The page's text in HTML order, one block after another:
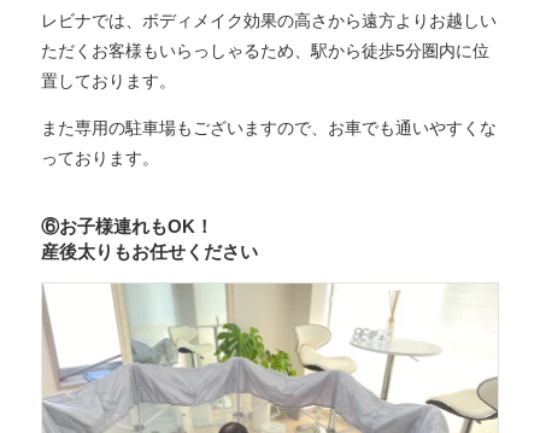
レビナでは、ボディメイク効果の高さから遠方よりお越しい
ただくお客様もいらっしゃるため、駅から徒歩5分圏内に位
置しております。
また専用の駐車場もございますので、お車でも通いやすくな
っております。
⑥お子様連れもOK！
産後太りもお任せください